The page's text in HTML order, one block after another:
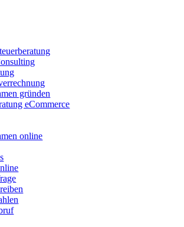
gründen
eCommerce
online